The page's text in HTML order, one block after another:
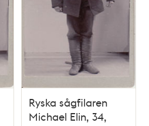
Ryska sågfilaren
Michael Elin, 34,